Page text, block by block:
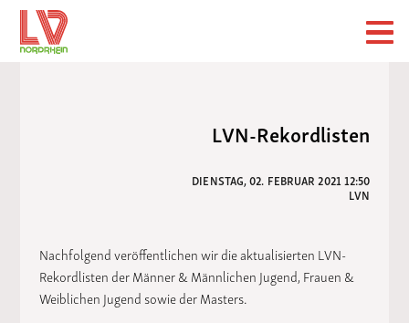
LVN-Rekordlisten
DIENSTAG, 02. FEBRUAR 2021 12:50
LVN
Nachfolgend veröffentlichen wir die aktualisierten LVN-
Rekordlisten der Männer & Männlichen Jugend, Frauen &
Weiblichen Jugend sowie der Masters.